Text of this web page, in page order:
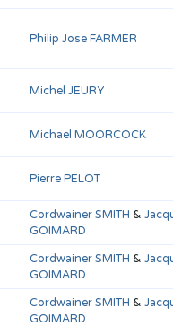
Philip Jose FARMER
Michel JEURY
Michael MOORCOCK
Pierre PELOT
Cordwainer SMITH&
GOIMARD
Cordwainer SMITH&
GOIMARD
Cordwainer SMITH&
GOIMARD